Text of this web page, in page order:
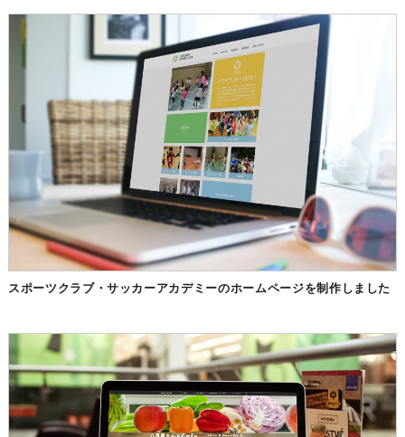
スポーツクラブ・サッカーアカデミーのホームページを制作しました